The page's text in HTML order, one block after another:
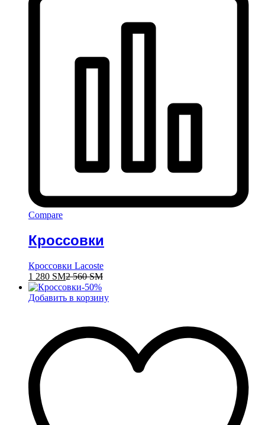
Compare
Кроссовки
Кроссовки Lacoste
1 280 ЅМ2 560ЅМ
-50%
Добавить в корзину